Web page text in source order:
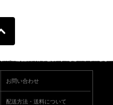
お問い合わせ
配送方法・送料について